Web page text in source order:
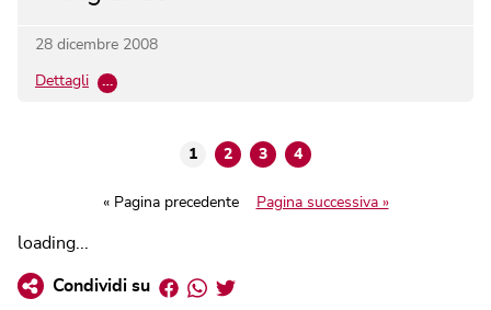
28 dicembre 2008
Dettagli …
1 2 3 4
« Pagina precedente Pagina successiva »
loading...
Condividi su Facebook
Whatsapp
Twitter